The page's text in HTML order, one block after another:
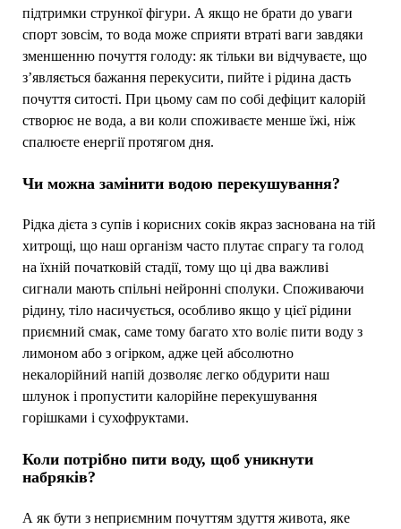
підтримки стрункої фігури. А якщо не брати до уваги
спорт зовсім, то вода може сприяти втраті ваги завдяки
зменшенню почуття голоду: як тільки ви відчуваєте, що
з’являється бажання перекусити, пийте і рідина дасть
почуття ситості. При цьому сам по собі дефіцит калорій
створює не вода, а ви коли споживаєте менше їжі, ніж
спалюєте енергії протягом дня.
Чи можна замінити водою перекушування?
Рідка дієта з супів і корисних соків якраз заснована на тій
хитрощі, що наш організм часто плутає спрагу та голод
на їхній початковій стадії, тому що ці два важливі
сигнали мають спільні нейронні сполуки. Споживаючи
рідину, тіло насичується, особливо якщо у цієї рідини
приємний смак, саме тому багато хто воліє пити воду з
лимоном або з огірком, адже цей абсолютно
некалорійний напій дозволяє легко обдурити наш
шлунок і пропустити калорійне перекушування
горішками і сухофруктами.
Коли потрібно пити воду, щоб уникнути
набряків?
А як бути з неприємним почуттям здуття живота, яке